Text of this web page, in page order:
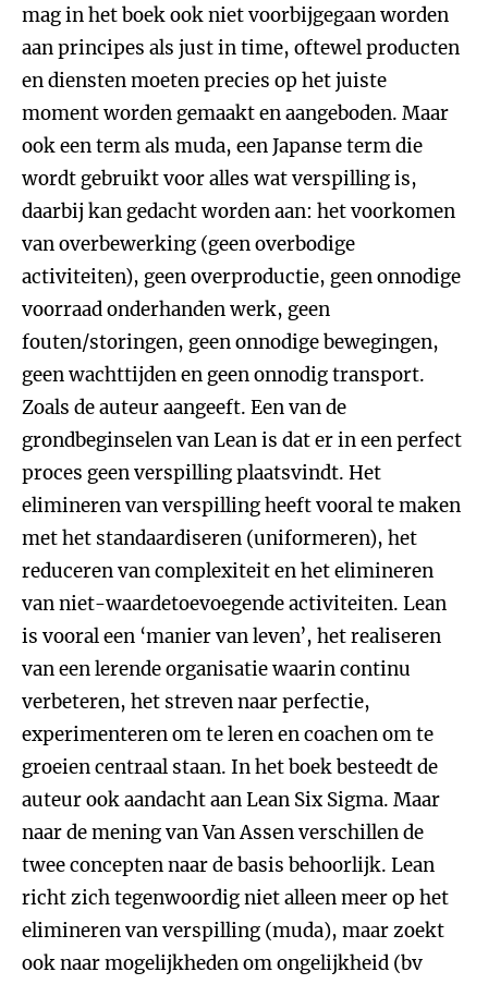
mag in het boek ook niet voorbijgegaan worden
aan principes als just in time, oftewel producten
en diensten moeten precies op het juiste
moment worden gemaakt en aangeboden. Maar
ook een term als muda, een Japanse term die
wordt gebruikt voor alles wat verspilling is,
daarbij kan gedacht worden aan: het voorkomen
van overbewerking (geen overbodige
activiteiten), geen overproductie, geen onnodige
voorraad onderhanden werk, geen
fouten/storingen, geen onnodige bewegingen,
geen wachttijden en geen onnodig transport.
Zoals de auteur aangeeft. Een van de
grondbeginselen van Lean is dat er in een perfect
proces geen verspilling plaatsvindt. Het
elimineren van verspilling heeft vooral te maken
met het standaardiseren (uniformeren), het
reduceren van complexiteit en het elimineren
van niet-waardetoevoegende activiteiten. Lean
is vooral een ‘manier van leven’, het realiseren
van een lerende organisatie waarin continu
verbeteren, het streven naar perfectie,
experimenteren om te leren en coachen om te
groeien centraal staan. In het boek besteedt de
auteur ook aandacht aan Lean Six Sigma. Maar
naar de mening van Van Assen verschillen de
twee concepten naar de basis behoorlijk. Lean
richt zich tegenwoordig niet alleen meer op het
elimineren van verspilling (muda), maar zoekt
ook naar mogelijkheden om ongelijkheid (bv